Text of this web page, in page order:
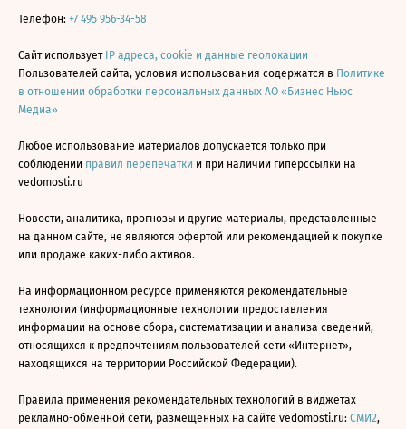
Телефон: +7 495 956-34-58
Сайт использует IP адреса, cookie и данные геолокации
Пользователей сайта, условия использования содержатся в Политике
в отношении обработки персональных данных АО «Бизнес Ньюс
Медиа»
Любое использование материалов допускается только при
соблюдении правил перепечатки и при наличии гиперссылки на
vedomosti.ru
Новости, аналитика, прогнозы и другие материалы, представленные
на данном сайте, не являются офертой или рекомендацией к покупке
или продаже каких-либо активов.
На информационном ресурсе применяются рекомендательные
технологии (информационные технологии предоставления
информации на основе сбора, систематизации и анализа сведений,
относящихся к предпочтениям пользователей сети «Интернет»,
находящихся на территории Российской Федерации).
Правила применения рекомендательных технологий в виджетах
рекламно-обменной сети, размещенных на сайте vedomosti.ru: СМИ2,